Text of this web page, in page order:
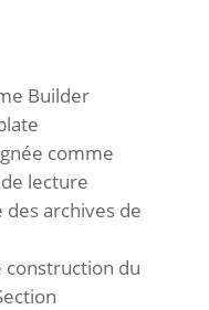
Builder
comme
lecture
archives de
du